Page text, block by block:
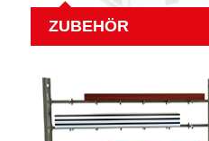
ZUBEHÖR